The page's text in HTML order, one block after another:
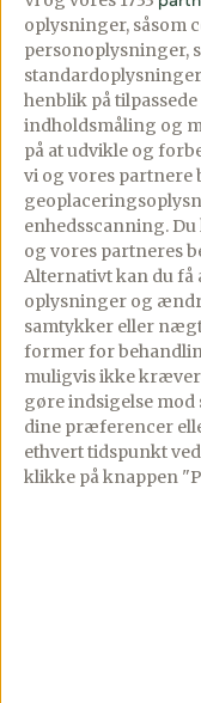
oplysninger, såsom
personoplysninger,
henblik på
indholdsmåling og
på at udvikle og
vi og vores
enhedsscanning.
og vores partneres
Alternativt kan du få
oplysninger og
samtykker eller
former for
muligvis ikke kræver
gøre indsigelse mod
dine præferencer
ethvert tidspunkt
klikke på knappen
All inclusive
Maldiverne –
det dyrt på